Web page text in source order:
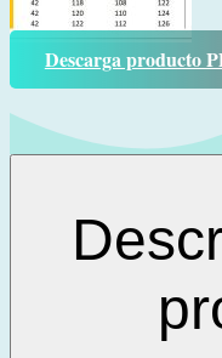
Descarga producto